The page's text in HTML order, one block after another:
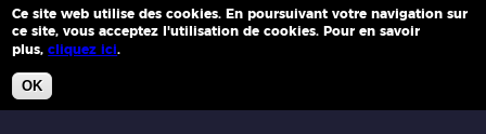
Ce site web utilise des cookies. En poursuivant votre navigation sur
ce site, vous acceptez l'utilisation de cookies. Pour en savoir
plus,cliquez ici.
OK